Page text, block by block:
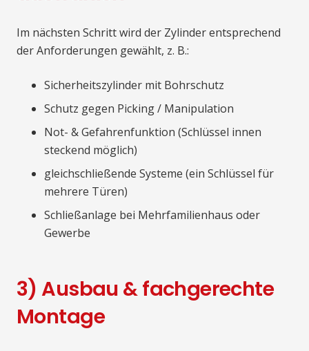
Im nächsten Schritt wird der Zylinder entsprechend
der Anforderungen gewählt, z. B.:
Sicherheitszylinder mit Bohrschutz
Schutz gegen Picking / Manipulation
Not- & Gefahrenfunktion (Schlüssel innen
steckend möglich)
gleichschließende Systeme (ein Schlüssel für
mehrere Türen)
Schließanlage bei Mehrfamilienhaus oder
Gewerbe
3) Ausbau & fachgerechte
Montage